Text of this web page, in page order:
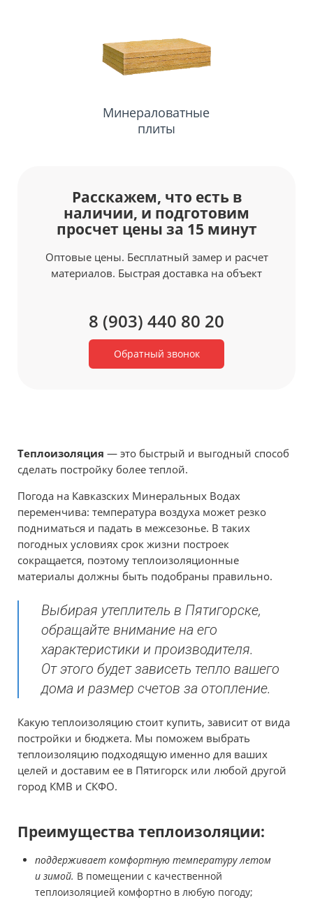
Минераловатные
плиты
Расскажем, что есть в
наличии, и подготовим
просчет цены за 15 минут
Оптовые цены. Бесплатный замер и расчет
материалов. Быстрая доставка на объект
8 (903) 440 80 20
Обратный звонок
Теплоизоляция — это быстрый и выгодный способ
сделать постройку более теплой.
Погода на Кавказских Минеральных Водах
переменчива: температура воздуха может резко
подниматься и падать в межсезонье. В таких
погодных условиях срок жизни построек
сокращается, поэтому теплоизоляционные
материалы должны быть подобраны правильно.
Выбирая утеплитель в Пятигорске,
обращайте внимание на его
характеристики и производителя.
От этого будет зависеть тепло вашего
дома и размер счетов за отопление.
Какую теплоизоляцию стоит купить, зависит от вида
постройки и бюджета. Мы поможем выбрать
теплоизоляцию подходящую именно для ваших
целей и доставим ее в Пятигорск или любой другой
город КМВ и СКФО.
Преимущества теплоизоляции:
поддерживает комфортную температуру летом
и зимой. В помещении с качественной
теплоизоляцией комфортно в любую погоду;